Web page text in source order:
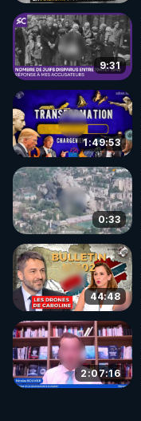
9:31
1:49:53
0:33
44:48
2:07:16